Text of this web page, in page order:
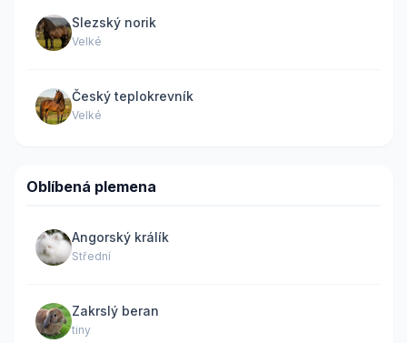
Slezský norik
Velké
Český teplokrevník
Velké
Oblíbená plemena
Angorský králík
Střední
Zakrslý beran
tiny